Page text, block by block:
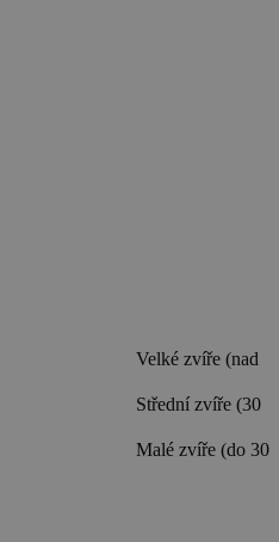
Velké zvíře (nad
Střední zvíře (30
Malé zvíře (do 30